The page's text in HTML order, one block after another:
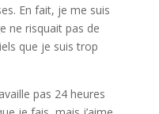
En fait, je me suis
ne risquait pas de
que je suis trop
pas 24 heures